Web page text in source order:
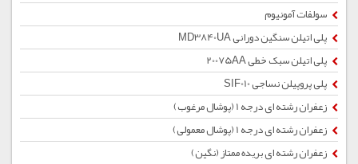
سولفات آمونیوم
پلی اتیلن سنگین دورانی MD3840UA
پلی اتیلن سبک خطی 20075AA
پلی پروپیلن نساجی SIF010
زعفران رشته ای درجه 1 (پوشال مرغوب)
زعفران رشته ای درجه 1 (پوشال معمولی)
زعفران رشته ای بریده ممتاز (نگین)